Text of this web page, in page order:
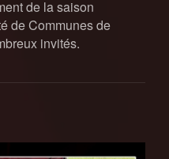
de la saison
de Communes de
invités.